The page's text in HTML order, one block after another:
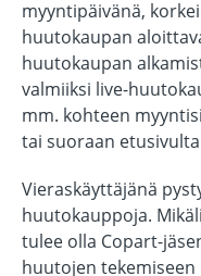
myyntipäivänä,
huutokaupan
huutokaupan
valmiiksi live-
mm. kohteen
tai suoraan
Vieraskäyttäjänä
huutokauppoja.
tulee olla Copart-
huutojen tekemiseen